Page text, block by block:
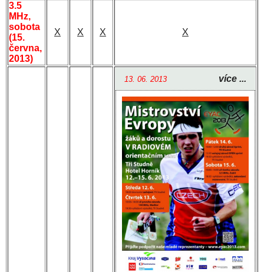
3.5
MHz,
sobota
(15.
června,
2013)
X X X X
13. 06. 2013 více ...